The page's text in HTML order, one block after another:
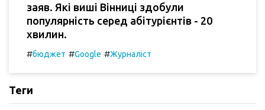
заяв. Які виші Вінниці здобули
популярність серед абітурієнтів - 20
хвилин.
#бюджет #Google #Журналіст
Теги